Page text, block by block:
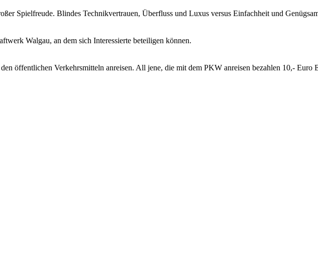
Spielfreude. Blindes Technikvertrauen, Überfluss und Luxus versus Einfachheit und
Walgau, an dem sich Interessierte beteiligen können.
öffentlichen Verkehrsmitteln anreisen. All jene, die mit dem PKW anreisen bezahlen 10,- Euro